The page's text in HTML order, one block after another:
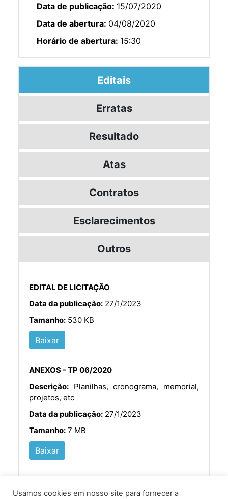
Data de publicação: 15/07/2020
Data de abertura: 04/08/2020
Horário de abertura: 15:30
Editais
Erratas
Resultado
Atas
Contratos
Esclarecimentos
Outros
EDITAL DE LICITAÇÃO
Data da publicação: 27/1/2023
Tamanho: 530 KB
Baixar
ANEXOS - TP 06/2020
Descrição: Planilhas, cronograma, memorial,
projetos, etc
Data da publicação: 27/1/2023
Tamanho: 7 MB
Baixar
Usamos cookies em nosso site para fornecer a